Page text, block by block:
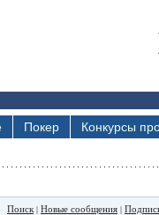
Покер Конкурсы
Поиск | Новые сообщения |